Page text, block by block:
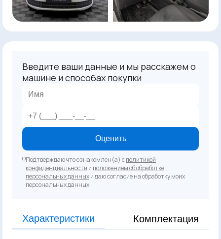
Введите ваши данные и мы расскажем о
машине и способах покупки
Оценить
Подтверждаю что ознакомлен(а) сполитикой
конфиденциальности и положением об обработке
персональных данныхи даю согласие на обработку моих
персональных данных
Характеристики Комплектация